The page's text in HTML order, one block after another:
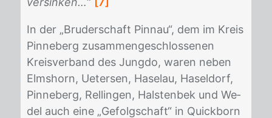
In der „Bru­der­schaft Pinnau“, dem im Kreis
Pin­ne­berg zu­sam­men­ge­schlos­se­nen
Kreis­ver­band des Jung­do, wa­ren ne­ben
Elms­horn, Ue­ter­sen, Ha­selau, Ha­sel­dorf,
Pin­ne­berg, Rel­lin­gen, Hals­ten­bek und We­
del auch eine „Ge­folg­schaft“ in Quick­born